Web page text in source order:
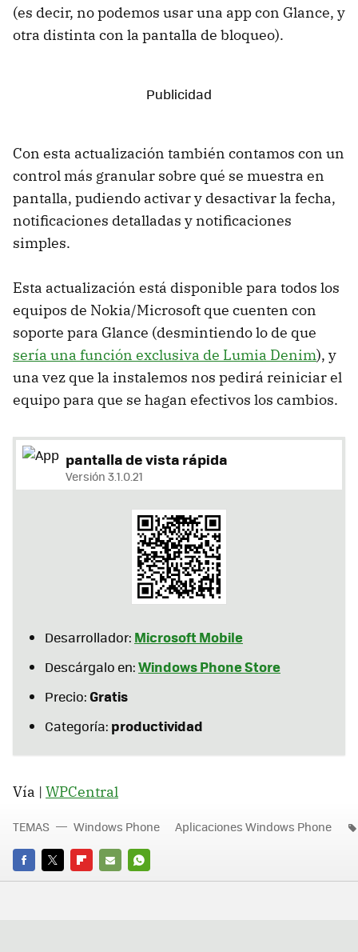
(es decir, no podemos usar una app con Glance, y
otra distinta con la pantalla de bloqueo).
Con esta actualización también contamos con un
control más granular sobre qué se muestra en
pantalla, pudiendo activar y desactivar la fecha,
notificaciones detalladas y notificaciones
simples.
Esta actualización está disponible para todos los
equipos de Nokia/Microsoft que cuenten con
soporte para Glance (desmintiendo lo de que
sería una función exclusiva de Lumia Denim), y
una vez que la instalemos nos pedirá reiniciar el
equipo para que se hagan efectivos los cambios.
pantalla de vista rápida
Versión 3.1.0.21
Desarrollador: Microsoft Mobile
Descárgalo en:Windows Phone Store
Precio:Gratis
Categoría: productividad
Vía | WPCentral
FACEBOOK
TWITTERFLIPBOARD
E-
WHATSAPP
TEMAS Windows Phone Aplicaciones Windows Phone